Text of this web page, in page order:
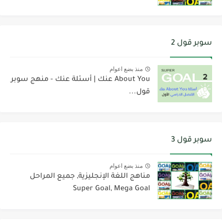
سوبر قول 2
منذ بضع اعوام
About You عنك | أسئلة عنك - منهج سوبر
قول...
سوبر قول 3
منذ بضع اعوام
مناهج اللغة الإنجليزية, جميع المراحل
Super Goal, Mega Goal